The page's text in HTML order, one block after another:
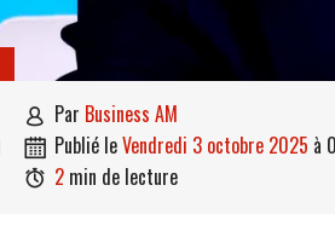
 par Business AM
 publié le vendredi 3 octobre 2025 à
 2 min de lecture